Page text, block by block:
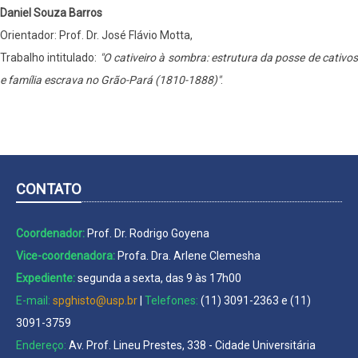
Daniel Souza Barros
Orientador: Prof. Dr. José Flávio Motta,
Trabalho intitulado: "O cativeiro à sombra: estrutura da posse de cativos
e família escrava no Grão-Pará (1810-1888)".
CONTATO
Coordenador: Prof. Dr. Rodrigo Goyena
Vice-coordenadora: Profa. Dra. Arlene Clemesha
Expediente:segunda a sexta, das 9 às 17h00
E-mail: spghisto@usp.br Telefones: (11) 3091-2363 e (11)
3091-3759
Endereço: Av. Prof. Lineu Prestes, 338 - Cidade Universitária